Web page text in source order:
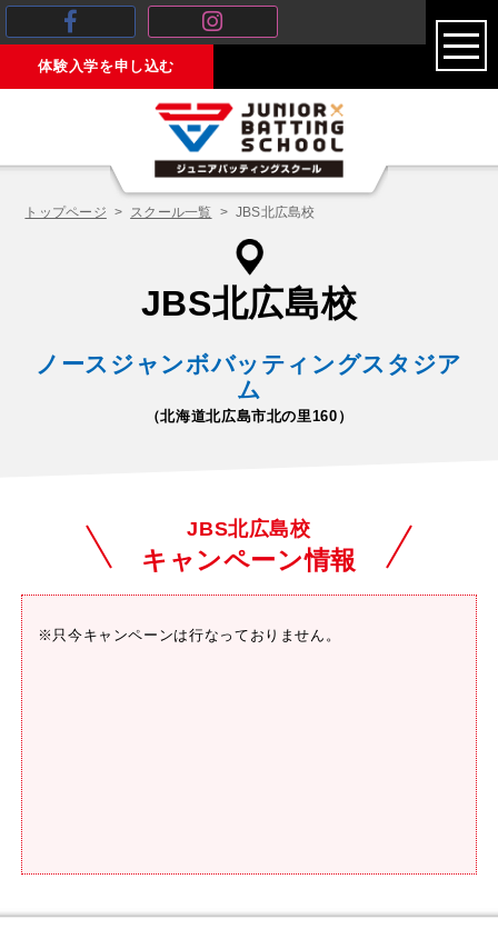
体験入学を申し込む
toggle
トップページ スクール一覧 JBS北広島校
JBS北広島校
ノースジャンボバッティングスタジア
ム
（北海道北広島市北の里160）
JBS北広島校
キャンペーン情報
※只今キャンペーンは行なっておりません。